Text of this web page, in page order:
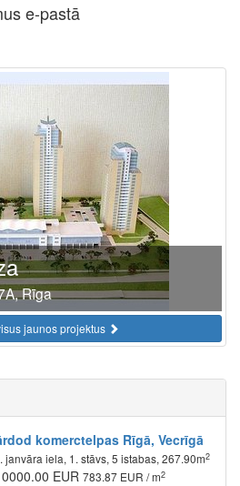
e-pastā
Rīga
jaunos projektus
komerctelpas Rīgā, Vecrīgā
janvāra iela, 1. stāvs, 5 istabas, 267.90m2
EUR 783.87 EUR / m2